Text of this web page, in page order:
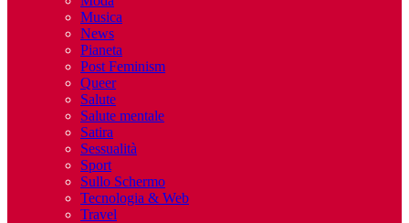
Musica
News
Pianeta
Post Feminism
Queer
Salute
Salute mentale
Satira
Sessualità
Sport
Sullo Schermo
Tecnologia & Web
Travel